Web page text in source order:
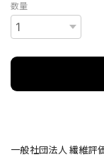
数量
一般社団法人 繊維評